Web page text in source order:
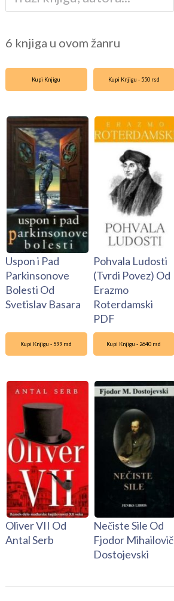
6 knjiga u ovom žanru
Kupi Knjigu
Uspon i Pad
Parkinsonove
Bolesti Od
Svetislav Basara
Kupi Knjigu - 550 rsd
Pohvala Ludosti
(Tvrdi Povez) Od
Erazmo
Roterdamski
PDF
Kupi Knjigu - 599 rsd
Oliver VII Od
Antal Serb
Kupi Knjigu - 2640 rsd
Nečiste Sile Od
Fjodor Mihailovič
Dostojevski